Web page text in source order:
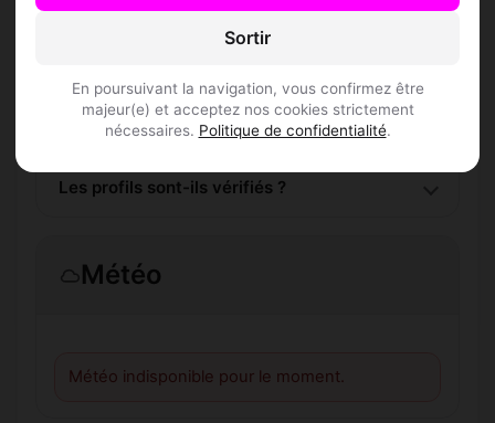
Sortir
En poursuivant la navigation, vous confirmez être
majeur(e) et acceptez nos cookies strictement
nécessaires. Politique de confidentialité.
L'inscription est-elle gratuite ?
Combien de membres Speed Dating sont
inscrits à Büetigen ?
Les profils sont-ils vérifiés ?
Météo
Météo indisponible pour le moment.